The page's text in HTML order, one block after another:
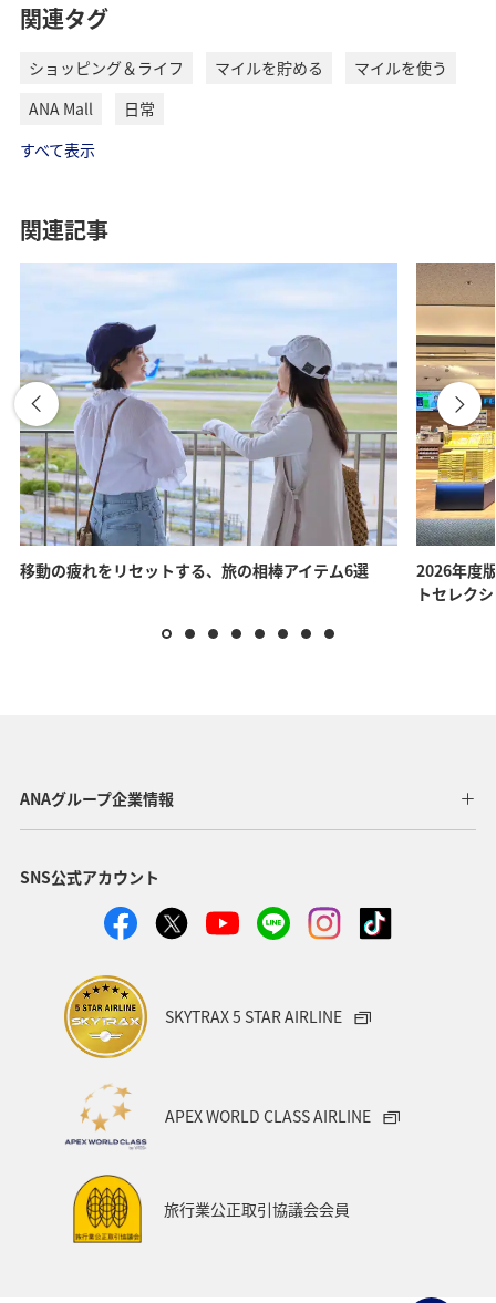
関連タグ
ショッピング＆ライフ マイルを貯める
マイルを使う
ANA Mall
日常
すべて表示
関連記事
移動の疲れをリセットする、旅の相棒アイテム6選
2026年度
トセレク
ANAグループ企業情報
SNS公式アカウント
SKYTRAX 5 STAR AIRLINE
APEX WORLD CLASS AIRLINE
旅行業公正取引協議会会員